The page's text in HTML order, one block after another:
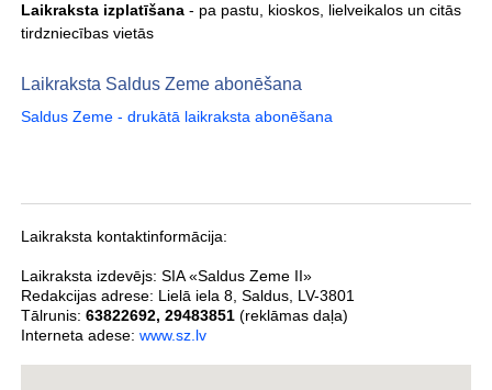
Laikraksta izplatīšana- pa pastu, kioskos, lielveikalos un citās
tirdzniecības vietās
Laikraksta Saldus Zeme abonēšana
Saldus Zeme - drukātā laikraksta abonēšana
Laikraksta kontaktinformācija:
Laikraksta izdevējs: SIA «Saldus Zeme II»
Redakcijas adrese: Lielā iela 8, Saldus, LV-3801
Tālrunis: 63822692, 29483851(reklāmas daļa)
Interneta adese: www.sz.lv